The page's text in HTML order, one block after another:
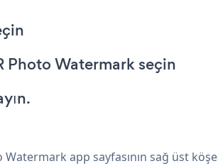
Photo Watermark seçin
app sayfasının sağ üst